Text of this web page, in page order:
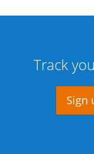
Track
Sign